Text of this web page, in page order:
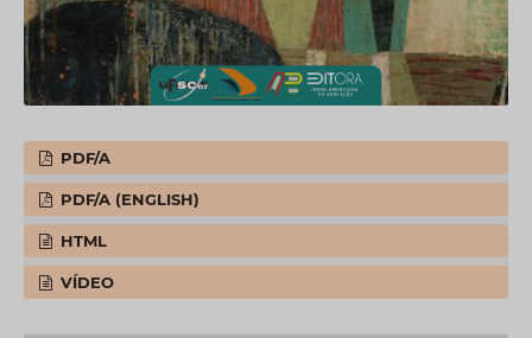
PDF/A
PDF/A (ENGLISH)
HTML
VÍDEO